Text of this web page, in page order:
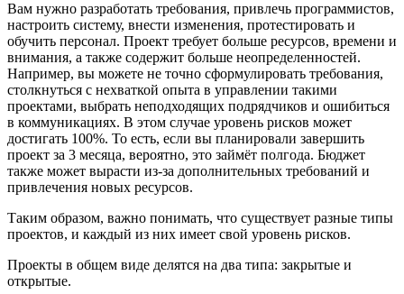
Вам нужно разработать требования, привлечь программистов,
настроить систему, внести изменения, протестировать и
обучить персонал. Проект требует больше ресурсов, времени и
внимания, а также содержит больше неопределенностей.
Например, вы можете не точно сформулировать требования,
столкнуться с нехваткой опыта в управлении такими
проектами, выбрать неподходящих подрядчиков и ошибиться
в коммуникациях. В этом случае уровень рисков может
достигать 100%. То есть, если вы планировали завершить
проект за 3 месяца, вероятно, это займёт полгода. Бюджет
также может вырасти из-за дополнительных требований и
привлечения новых ресурсов.
Таким образом, важно понимать, что существует разные типы
проектов, и каждый из них имеет свой уровень рисков.
Проекты в общем виде делятся на два типа: закрытые и
открытые.